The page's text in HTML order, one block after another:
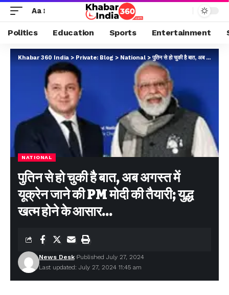
Aa
Politics Education Sports Entertainment
Khabar 360 India > Private: Blog > National >पुतिन से हो चुकी है बात, अब अगस्त में यूक्रेन जाने की PM मोदी की तैयारी; युद्ध खत्म होने के आसार…
NATIONAL
पुतिन से हो चुकी है बात, अब अगस्त में
यूक्रेन जाने की PM मोदी की तैयारी; युद्ध
खत्म होने के आसार…
Last updated: July 27, 2024 11:45 am
News Desk Published July 27, 2024